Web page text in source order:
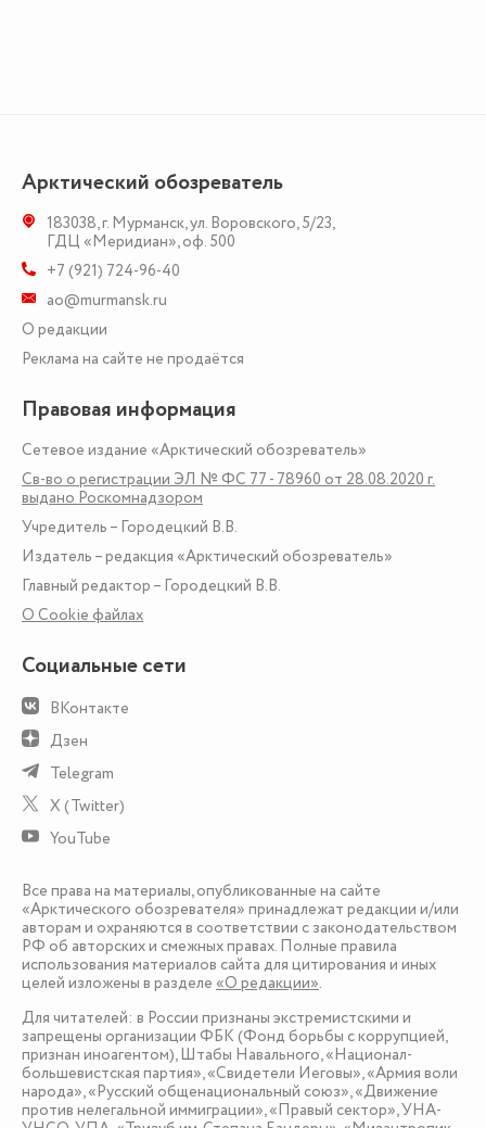
Арктический обозреватель
183038,г. Мурманск,ул. Воровского, 5/23,
ГДЦ «Меридиан», оф. 500
+7 (921) 724-96-40
ao@murmansk.ru
О редакции
Реклама на сайте не продаётся
Правовая информация
Сетевое издание «Арктический обозреватель»
Св-во о регистрации ЭЛ № ФС 77 - 78960 от 28.08.2020 г.
выдано Роскомнадзором
Учредитель – Городецкий В.В.
Издатель – редакция «Арктический обозреватель»
Главный редактор – Городецкий В.В.
О Сookie файлах
Социальные сети
ВКонтакте
Дзен
Telegram
X (Twitter)
YouTube
Все права на материалы, опубликованные на сайте
«Арктического обозревателя» принадлежат редакции и/или
авторам и охраняются в соответствии с законодательством
РФ об авторских и смежных правах. Полные правила
использования материалов сайта для цитирования и иных
целей изложены в разделе «О редакции».
Для читателей: в России признаны экстремистскими и
запрещены организации ФБК (Фонд борьбы с коррупцией,
признан иноагентом), Штабы Навального, «Национал-
большевистская партия», «Свидетели Иеговы», «Армия воли
народа», «Русский общенациональный союз», «Движение
против нелегальной иммиграции», «Правый сектор», УНА-